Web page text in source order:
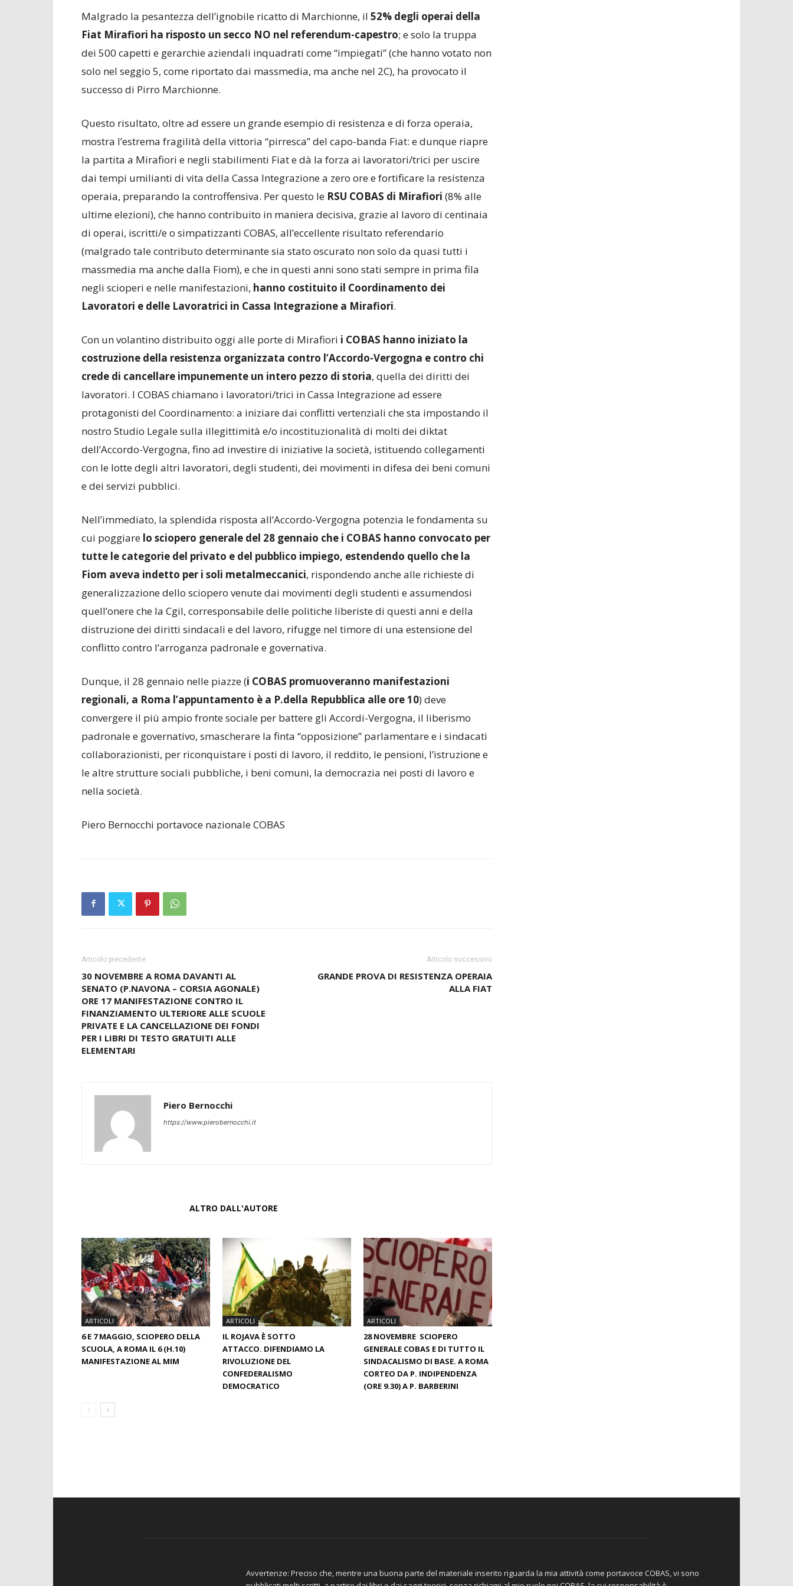
Malgrado la pesantezza dell’ignobile ricatto di Marchionne, il 52% degli operai della
Fiat Mirafiori ha risposto un secco NO nel referendum-capestro; e solo la truppa
dei 500 capetti e gerarchie aziendali inquadrati come “impiegati” (che hanno votato non
solo nel seggio 5, come riportato dai massmedia, ma anche nel 2C), ha provocato il
successo di Pirro Marchionne.
Questo risultato, oltre ad essere un grande esempio di resistenza e di forza operaia,
mostra l’estrema fragilità della vittoria “pirresca” del capo-banda Fiat: e dunque riapre
la partita a Mirafiori e negli stabilimenti Fiat e dà la forza ai lavoratori/trici per uscire
dai tempi umilianti di vita della Cassa Integrazione a zero ore e fortificare la resistenza
operaia, preparando la controffensiva. Per questo le RSU COBAS di Mirafiori (8% alle
ultime elezioni), che hanno contribuito in maniera decisiva, grazie al lavoro di centinaia
di operai, iscritti/e o simpatizzanti COBAS, all’eccellente risultato referendario
(malgrado tale contributo determinante sia stato oscurato non solo da quasi tutti i
massmedia ma anche dalla Fiom), e che in questi anni sono stati sempre in prima fila
negli scioperi e nelle manifestazioni, hanno costituito il Coordinamento dei
Lavoratori e delle Lavoratrici in Cassa Integrazione a Mirafiori.
Con un volantino distribuito oggi alle porte di Mirafiori i COBAS hanno iniziato la
costruzione della resistenza organizzata contro l’Accordo-Vergogna e contro chi
crede di cancellare impunemente un intero pezzo di storia, quella dei diritti dei
lavoratori. I COBAS chiamano i lavoratori/trici in Cassa Integrazione ad essere
protagonisti del Coordinamento: a iniziare dai conflitti vertenziali che sta impostando il
nostro Studio Legale sulla illegittimità e/o incostituzionalità di molti dei diktat
dell’Accordo-Vergogna, fino ad investire di iniziative la società, istituendo collegamenti
con le lotte degli altri lavoratori, degli studenti, dei movimenti in difesa dei beni comuni
e dei servizi pubblici.
Nell’immediato, la splendida risposta all’Accordo-Vergogna potenzia le fondamenta su
cui poggiare lo sciopero generale del 28 gennaio che i COBAS hanno convocato per
tutte le categorie del privato e del pubblico impiego, estendendo quello che la
Fiom aveva indetto per i soli metalmeccanici, rispondendo anche alle richieste di
generalizzazione dello sciopero venute dai movimenti degli studenti e assumendosi
quell’onere che la Cgil, corresponsabile delle politiche liberiste di questi anni e della
distruzione dei diritti sindacali e del lavoro, rifugge nel timore di una estensione del
conflitto contro l’arroganza padronale e governativa.
Dunque, il 28 gennaio nelle piazze (i COBAS promuoveranno manifestazioni
regionali, a Roma l’appuntamento è a P.della Repubblica alle ore 10) deve
convergere il più ampio fronte sociale per battere gli Accordi-Vergogna, il liberismo
padronale e governativo, smascherare la finta “opposizione” parlamentare e i sindacati
collaborazionisti, per riconquistare i posti di lavoro, il reddito, le pensioni, l’istruzione e
le altre strutture sociali pubbliche, i beni comuni, la democrazia nei posti di lavoro e
nella società.
Piero Bernocchi portavoce nazionale COBAS
Articolo precedente
30 NOVEMBRE A ROMA DAVANTI AL
SENATO (P.NAVONA – CORSIA AGONALE)
ORE 17 MANIFESTAZIONE CONTRO IL
FINANZIAMENTO ULTERIORE ALLE SCUOLE
PRIVATE E LA CANCELLAZIONE DEI FONDI
PER I LIBRI DI TESTO GRATUITI ALLE
ELEMENTARI
Articolo successivo
GRANDE PROVA DI RESISTENZA OPERAIA
ALLA FIAT
Piero Bernocchi
https://www.pierobernocchi.it
ALTRO DALL'AUTORE
ARTICOLI
6 E 7 MAGGIO, SCIOPERO DELLA
SCUOLA, A ROMA IL 6 (H.10)
MANIFESTAZIONE AL MIM
ARTICOLI
IL ROJAVA È SOTTO
ATTACCO. DIFENDIAMO LA
RIVOLUZIONE DEL
CONFEDERALISMO
DEMOCRATICO
ARTICOLI
28 NOVEMBRE SCIOPERO
GENERALE COBAS E DI TUTTO IL
SINDACALISMO DI BASE. A ROMA
CORTEO DA P. INDIPENDENZA
(ORE 9.30) A P. BARBERINI
Avvertenze: Preciso che, mentre una buona parte del materiale inserito riguarda la mia attività come portavoce COBAS, vi sono